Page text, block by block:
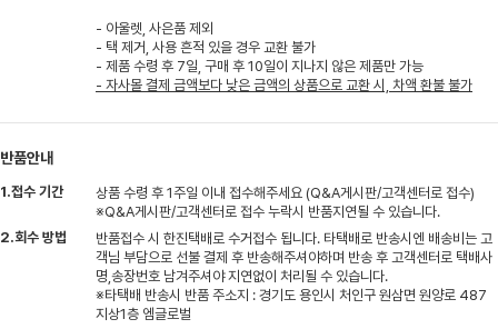
- 아울렛, 사은품 제외
- 택 제거, 사용 흔적 있을 경우 교환 불가
- 제품 수령 후 7일, 구매 후 10일이 지나지 않은 제품만 가능
- 자사몰 결제 금액보다 낮은 금액의 상품으로 교환 시, 차액 환불 불가
반품안내
1.접수 기간
상품 수령 후 1주일 이내 접수해주세요 (Q&A게시판/고객센터로 접수)
※Q&A게시판/고객센터로 접수 누락시 반품지연될 수 있습니다.
2.회수 방법
반품접수 시 한진택배로 수거접수 됩니다. 타택배로 반송시엔 배송비는 고
객님 부담으로 선불 결제 후 반송해주셔야하며 반송 후 고객센터로 택배사
명,송장번호 남겨주셔야 지연없이 처리될 수 있습니다.
※타택배 반송시 반품 주소지 : 경기도 용인시 처인구 원삼면 원양로 487
지상1층 엠글로벌